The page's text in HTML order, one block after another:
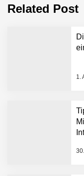
Related Post
1.